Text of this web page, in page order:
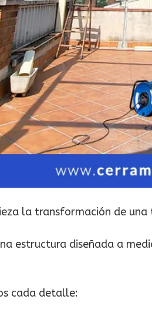
la transformación de una
estructura diseñada a
cada detalle: